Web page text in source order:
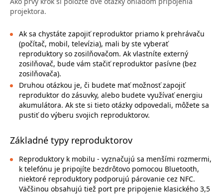
projektora.
Ak sa chystáte zapojiť reproduktor priamo k prehrávaču
(počítač, mobil, televízia), mali by ste vyberať
reproduktory so zosilňovačom. Ak vlastníte externý
zosilňovač, bude vám stačiť reproduktor pasívne (bez
zosilňovača).
Druhou otázkou je, či budete mať možnosť zapojiť
reproduktor do zásuvky, alebo budete využívať energiu
akumulátora. Ak ste si tieto otázky odpovedali, môžete sa
pustiť do výberu svojich reproduktorov.
Základné typy reproduktorov
Reproduktory k mobilu - vyznačujú sa menšími rozmermi,
k telefónu je pripojíte bezdrôtovo pomocou Bluetooth,
niektoré reproduktory podporujú párovanie cez NFC.
Väčšinou obsahujú tiež port pre pripojenie klasického 3,5